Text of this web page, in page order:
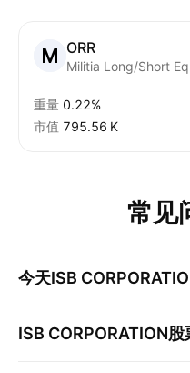
ORR
Militia Long/Short
重量 0.22%
市值 ‪795.56 K‬
常见
今天ISB
ISB CORPORATION股